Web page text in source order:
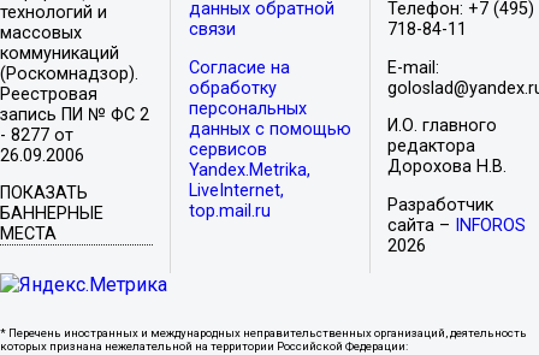
технологий и
массовых
коммуникаций
(Роскомнадзор).
Реестровая
запись ПИ № ФС 2
- 8277 от
26.09.2006
ПОКАЗАТЬ
БАННЕРНЫЕ
МЕСТА
данных обратной
связи
Согласие на
обработку
персональных
данных с помощью
сервисов
Yandex.Metrika,
LiveInternet,
top.mail.ru
Телефон: +7 (495)
718-84-11
E-mail:
И.О. главного
редактора
Дорохова Н.В.
Разработчик
сайта –
INFOROS
2026
* Перечень иностранных и международных неправительственных организаций, деятельность
которых признана нежелательной на территории Российской Федерации: